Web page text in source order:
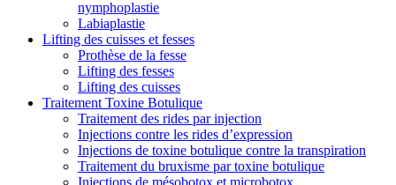
nymphoplastie
Labiaplastie
Lifting des cuisses et fesses
Prothèse de la fesse
Lifting des fesses
Lifting des cuisses
Traitement Toxine Botulique
Traitement des rides par injection
Injections contre les rides d’expression
Injections de toxine botulique contre la transpiration
Traitement du bruxisme par toxine botulique